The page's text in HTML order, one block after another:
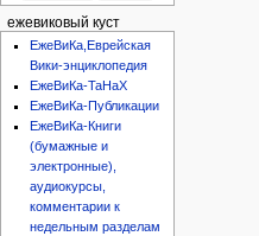
ежевиковый куст
ЕжеВиКа,Еврейская
Вики-энциклопедия
ЕжеВиКа-ТаНаХ
ЕжеВиКа-Публикации
ЕжеВиКа-Книги
(бумажные и
электронные),
аудиокурсы,
комментарии к
недельным разделам